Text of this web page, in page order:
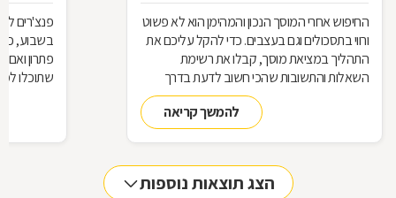
החיפוש אחרי המוסך הנכון והמהימן הוא לא פשוט
ורווי בתסכולים וגם בעצבים. כדי להקל עליכם את
התהליך במציאת מוסך, קבלו את רשימת
השאלות והתשובות שהכי חשוב לדעת בדרך
להמשך קריאה
פנצ'רים
בשבוע,
פתרון
שתוכלו
הצג תוצאות נוספות